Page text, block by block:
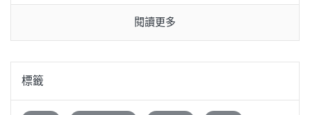
閱讀更多
標籤